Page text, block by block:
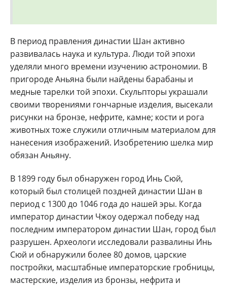
В период правления династии Шан активно
развивалась наука и культура. Люди той эпохи
уделяли много времени изучению астрономии. В
пригороде Аньяна были найдены барабаны и
медные тарелки той эпохи. Скульпторы украшали
своими творениями гончарные изделия, высекали
рисунки на бронзе, нефрите, камне; кости и рога
животных тоже служили отличным материалом для
нанесения изображений. Изобретению шелка мир
обязан Аньяну.
В 1899 году был обнаружен город Инь Сюй,
который был столицей поздней династии Шан в
период с 1300 до 1046 года до нашей эры. Когда
император династии Чжоу одержал победу над
последним императором династии Шан, город был
разрушен. Археологи исследовали развалины Инь
Сюй и обнаружили более 80 домов, царские
постройки, масштабные императорские гробницы,
мастерские, изделия из бронзы, нефрита и